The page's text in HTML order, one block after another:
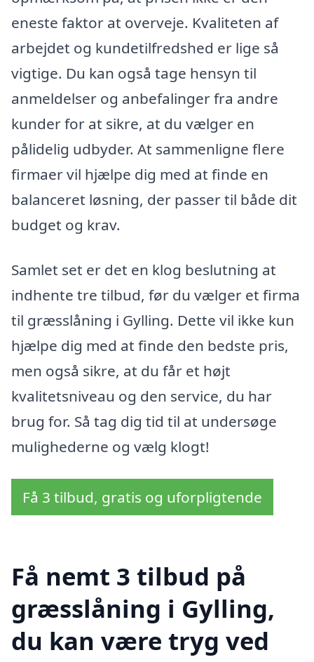
eneste faktor at overveje. Kvaliteten af
arbejdet og kundetilfredshed er lige så
vigtige. Du kan også tage hensyn til
anmeldelser og anbefalinger fra andre
kunder for at sikre, at du vælger en
pålidelig udbyder. At sammenligne flere
firmaer vil hjælpe dig med at finde en
balanceret løsning, der passer til både dit
budget og krav.
Samlet set er det en klog beslutning at
indhente tre tilbud, før du vælger et firma
til græsslåning i Gylling. Dette vil ikke kun
hjælpe dig med at finde den bedste pris,
men også sikre, at du får et højt
kvalitetsniveau og den service, du har
brug for. Så tag dig tid til at undersøge
mulighederne og vælg klogt!
Få 3 tilbud, gratis og uforpligtende
Få nemt 3 tilbud på
græsslåning i Gylling,
du kan være tryg ved